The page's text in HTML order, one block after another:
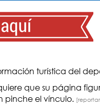
turística del
que su página
pinche el vínculo.